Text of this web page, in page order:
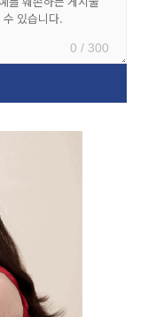
0 / 300